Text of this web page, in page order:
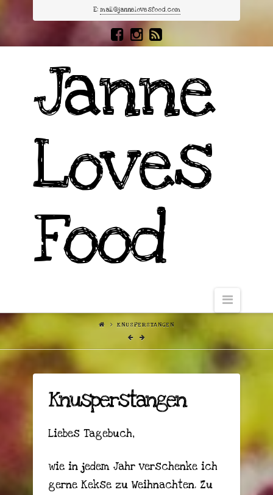
E: mail@jannelovesfood.com
Janne
Loves
Food
KNUSPERSTANGEN
Knusperstangen
Liebes Tagebuch,
wie in jedem Jahr verschenke ich
gerne Kekse zu Weihnachten. Zu